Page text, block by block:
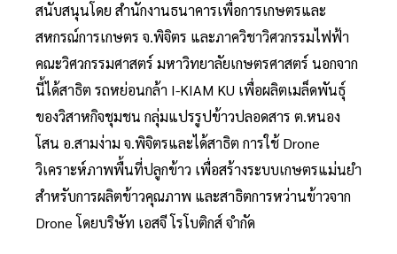
สนับสนุนโดย สำนักงานธนาคารเพื่อการเกษตรและ
สหกรณ์การเกษตร จ.พิจิตร และภาควิชาวิศวกรรมไฟฟ้า
คณะวิศวกรรมศาสตร์ มหาวิทยาลัยเกษตรศาสตร์ นอกจาก
นี้ได้สาธิต รถหย่อนกล้า I-KIAM KU เพื่อผลิตเมล็ดพันธุ์
ของวิสาหกิจชุมชน กลุ่มแปรรูปข้าวปลอดสาร ต.หนอง
โสน อ.สามง่าม จ.พิจิตรและได้สาธิต การใช้ Drone
วิเคราะห์ภาพพื้นที่ปลูกข้าว เพื่อสร้างระบบเกษตรแม่นยำ
สำหรับการผลิตข้าวคุณภาพ และสาธิตการหว่านข้าวจาก
Drone โดยบริษัท เอสจี โรโบติกส์ จำกัด